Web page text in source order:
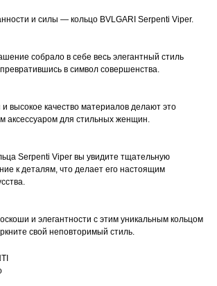
и силы — кольцо BVLGARI Serpenti Viper.
собрало в себе весь элегантный стиль
в символ совершенства.
высокое качество материалов делают это
аксессуаром для стильных женщин.
Serpenti Viper вы увидите тщательную
к деталям, что делает его настоящим
и элегантности с этим уникальным кольцом
свой неповторимый стиль.